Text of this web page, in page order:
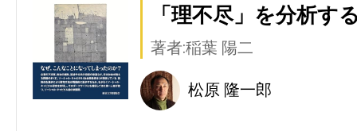
「理不尽」を分析す
著者:稲葉 陽二
松原 隆一郎